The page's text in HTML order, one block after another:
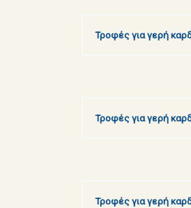
Τροφές για γερή
Τροφές για γερή
Τροφές για γερή